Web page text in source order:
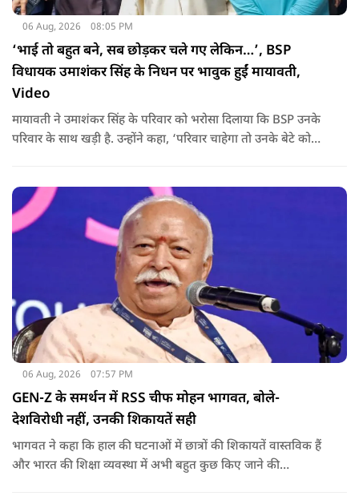
06 Aug, 2026 08:05 PM
‘भाई तो बहुत बने, सब छोड़कर चले गए लेकिन…’, BSP
विधायक उमाशंकर सिंह के निधन पर भावुक हुईं मायावती,
Video
मायावती ने उमाशंकर सिंह के परिवार को भरोसा दिलाया कि BSP उनके
परिवार के साथ खड़ी है. उन्होंने कहा, ‘परिवार चाहेगा तो उनके बेटे को
06 Aug, 2026 07:57 PM
GEN-Z के समर्थन में RSS चीफ मोहन भागवत, बोले-
देशविरोधी नहीं, उनकी शिकायतें सही
भागवत ने कहा कि हाल की घटनाओं में छात्रों की शिकायतें वास्तविक हैं
और भारत की शिक्षा व्यवस्था में अभी बहुत कुछ किए जाने की